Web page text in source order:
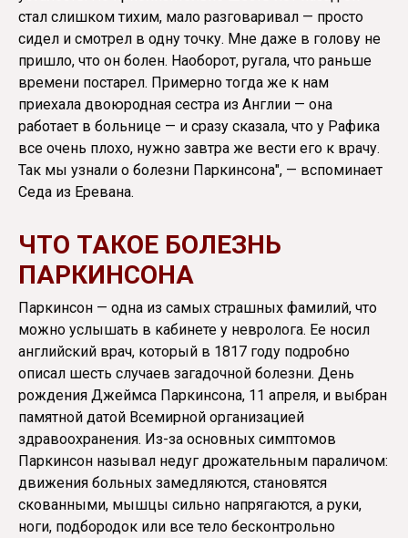
стал слишком тихим, мало разговаривал — просто
сидел и смотрел в одну точку. Мне даже в голову не
пришло, что он болен. Наоборот, ругала, что раньше
времени постарел. Примерно тогда же к нам
приехала двоюродная сестра из Англии — она
работает в больнице — и сразу сказала, что у Рафика
все очень плохо, нужно завтра же вести его к врачу.
Так мы узнали о болезни Паркинсона", — вспоминает
Седа из Еревана.
ЧТО ТАКОЕ БОЛЕЗНЬ
ПАРКИНСОНА
Паркинсон — одна из самых страшных фамилий, что
можно услышать в кабинете у невролога. Ее носил
английский врач, который в 1817 году подробно
описал шесть случаев загадочной болезни. День
рождения Джеймса Паркинсона, 11 апреля, и выбран
памятной датой Всемирной организацией
здравоохранения. Из-за основных симптомов
Паркинсон называл недуг дрожательным параличом:
движения больных замедляются, становятся
скованными, мышцы сильно напрягаются, а руки,
ноги, подбородок или все тело бесконтрольно